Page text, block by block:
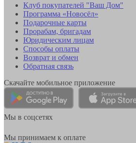
Клуб покупателей "Ваш Дом"
Программа «Новосёл»
Подарочные карты
Прорабам, бригадам
Юридическим лицам
Способы оплаты
Возврат и обмен
Обратная связь
Скачайте мобильное приложение
Мы в соцсетях
Мы принимаем к оплате